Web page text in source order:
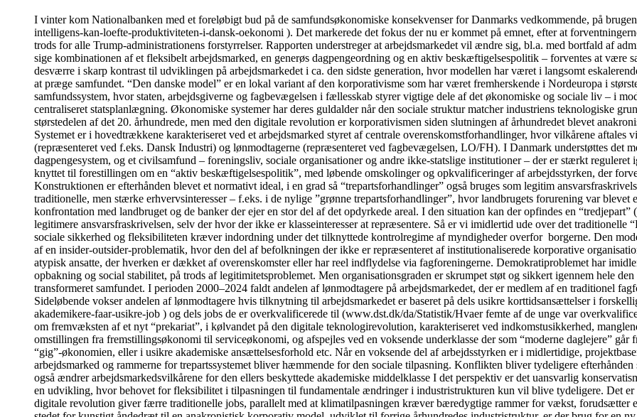
I vinter kom Nationalbanken med et foreløbigt bud på de samfundsøkonomiske konsekvenser for Danmarks vedkommende, på
intelligens-kan-loefte-produktiviteten-i-dansk-oekonomi ). Det markerede det fokus der nu er kommet på emnet, efter at
trods for alle Trump-administrationens forstyrrelser. Rapporten understreger at arbejdsmarkedet vil ændre sig, bl.a. med bortfald af
sige kombinationen af et fleksibelt arbejdsmarked, en generøs dagpengeordning og en aktiv beskæftigelsespolitik – forventes at
desværre i skarp kontrast til udviklingen på arbejdsmarkedet i ca. den sidste generation, hvor modellen har været i langsomt
at præge samfundet. “Den danske model” er en lokal variant af den korporativisme som har været fremherskende i Nordeuropa i
samfundssystem, hvor staten, arbejdsgiverne og fagbevægelsen i fællesskab styrer vigtige dele af det økonomiske og sociale liv – i
centraliseret statsplanlægning. Økonomiske systemer har deres guldalder når den sociale struktur matcher industriens teknologiske
størstedelen af det 20. århundrede, men med den digitale revolution er korporativismen siden slutningen af århundredet blevet
Systemet er i hovedtrækkene karakteriseret ved et arbejdsmarked styret af centrale overenskomstforhandlinger, hvor vilkårene
(repræsenteret ved f.eks. Dansk Industri) og lønmodtagerne (repræsenteret ved fagbevægelsen, LO/FH). I Danmark understøttes det
dagpengesystem, og et civilsamfund – foreningsliv, sociale organisationer og andre ikke-statslige institutioner – der er stærkt
knyttet til forestillingen om en “aktiv beskæftigelsespolitik”, med løbende omskolinger og opkvalificeringer af arbejdsstyrken, der
Konstruktionen er efterhånden blevet et normativt ideal, i en grad så “trepartsforhandlinger” også bruges som legitim
traditionelle, men stærke erhvervsinteresser – f.eks. i de nylige ”grønne trepartsforhandlinger”, hvor landbrugets forurening var
konfrontation med landbruget og de banker der ejer en stor del af det opdyrkede areal. I den situation kan der opfindes en
legitimere ansvarsfraskrivelsen, selv der hvor der ikke er klasseinteresser at repræsentere. Så er vi imidlertid ude over det
sociale sikkerhed og fleksibiliteten kræver indordning under det tilknyttede kontrolregime af myndigheder overfor borgerne. Den
af en insider-outsider-problematik, hvor den del af befolkningen der ikke er repræsenteret af institutionaliserede korporative
atypisk ansatte, der hverken er dækket af overenskomster eller har reel indflydelse via fagforeningerne. Demokratiproblemet har
opbakning og social stabilitet, på trods af legitimitetsproblemet. Men organisationsgraden er skrumpet støt og sikkert igennem hele
transformeret samfundet. I perioden 2000–2024 faldt andelen af lønmodtagere på arbejdsmarkedet, der er medlem af en traditionel
Sideløbende vokser andelen af lønmodtagere hvis tilknytning til arbejdsmarkedet er baseret på dels usikre korttidsansættelser i
akademikere-faar-usikre-job ) og dels jobs de er overkvalificerede til (www.dst.dk/da/Statistik/Hvaer femte af de unge var
om fremvæksten af et nyt “prekariat”, i kølvandet på den digitale teknologirevolution, karakteriseret ved indkomstusikkerhed,
omstillingen fra fremstillingsøkonomi til serviceøkonomi, og afspejles ved en voksende underklasse der som “moderne daglejere”
“gig”-økonomien, eller i usikre akademiske ansættelsesforhold etc. Når en voksende del af arbejdsstyrken er i midlertidige,
arbejdsmarked og rammerne for trepartssystemet bliver hæmmende for den sociale tilpasning. Konflikten bliver tydeligere
også ændrer arbejdsmarkedsvilkårene for den ellers beskyttede akademiske middelklasse I det perspektiv er det uansvarlig
en udvikling, hvor behovet for fleksibilitet i tilpasningen til fundamentale ændringer i industristrukturen kun vil blive tydeligere. Det
digitale revolution giver færre traditionelle jobs, parallelt med at klimatilpasningen kræver bæredygtige rammer for vækst, forudsætter